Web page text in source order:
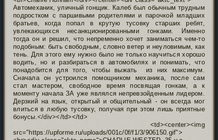
Автомеханик, уличный гонщик. Калеб был обычным трудным
подростком с паршивыми родителями и парочкой младших
братьев, когда попал в крутую тусовку старших ребят,
увлекающихся несанкционированными гонками. Именно
тогда он и решил, что непременно хочет заниматься чем-то
подобным: быть свободным, словно ветер и неуловимым, как
тень. Для этого ему нужно было не только научиться хорошо
водить, но и разбираться в автомобилях и понимать, что
понадобится для того, чтобы выжать из них максимум.
Сначала он устроился помощником механика, после сам
стал мастером, свободное время посвящая гонкам, а к
моменту начала ЗА уже являлся непревзойденным лидером.
Дерзкий на язык, открытый и общительный - он всегда мог
влиться в любую тусовку, получая при этом лишь приятные
бонусы.</div></td></td>
<td><center><img
src="https://upforme.ru/uploads/001c/0f/f1/3/906150.gif">